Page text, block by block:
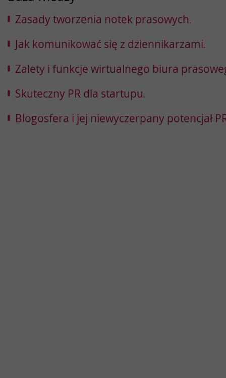
Zasady tworzenia notek prasowych.
Jak komunikować się z dziennikarzami.
Zalety i funkcje wirtualnego biura
Skuteczny PR dla startupu.
Blogosfera i jej niewyczerpany potencjał